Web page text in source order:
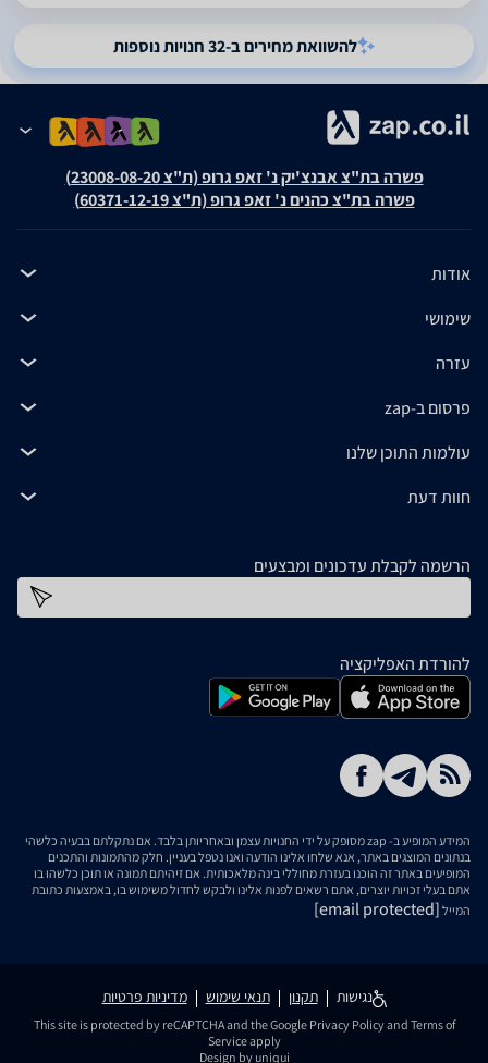
להשוואת מחירים ב-32 חנויות נוספות
פשרה בת"צ אבנצ'יק נ' זאפ גרופ (ת"צ 23008-08-20)
פשרה בת"צ כהנים נ' זאפ גרופ (ת"צ 60371-12-19)
אודות
שימושי
עזרה
פרסום ב-zap
עולמות התוכן שלנו
חוות דעת
הרשמה לקבלת עדכונים ומבצעים
להורדת האפליקציה
המידע המופיע ב- zap מסופק על ידי החנויות עצמן ובאחריותן בלבד. אם נתקלתם בבעיה כלשהי
בנתונים המוצגים באתר, אנא שלחו אלינו הודעה ואנו נטפל בעניין. חלק מהתמונות והתכנים
המופיעים באתר זה הוכנו בעזרת מחוללי בינה מלאכותית. אם זיהיתם תמונה או תוכן כלשהו בו
אתם בעלי זכויות יוצרים, אתם רשאים לפנות אלינו ולבקש לחדול משימוש בו, באמצעות כתובת
המייל [email protected]
נגישות תקנון תנאי שימוש מדיניות פרטיות
This site is protected by reCAPTCHA and the Google Privacy Policyand Terms of
Serviceapply
Design by uniqui